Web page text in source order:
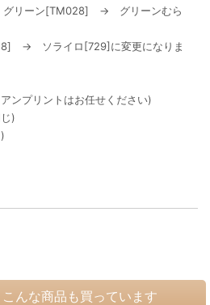
グリーン[TM028] → グリーンむら
→ ソライロ[729]に変更になりま
ンプリントはお任せください)
)
んな商品も買っています